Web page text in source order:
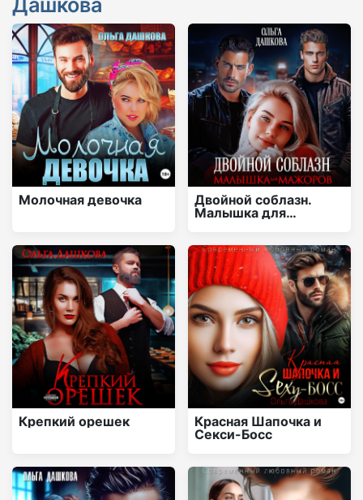
Молочная девочка
Двойной соблазн.
Малышка для
Крепкий орешек
Красная Шапочка и
Секси-Босс